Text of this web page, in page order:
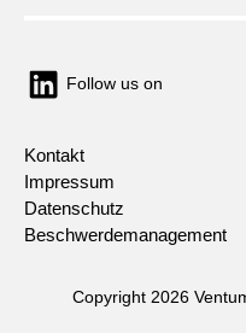
Follow us on
Kontakt
Impressum
Datenschutz
Beschwerdemanagement
Copyright 2026